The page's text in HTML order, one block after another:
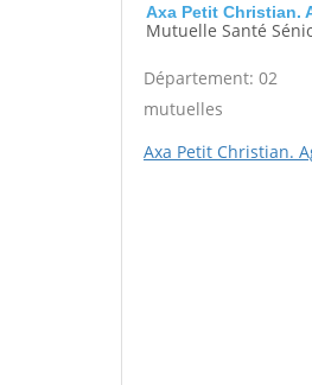
Axa Petit Christian.
Mutuelle Santé
Département: 02
mutuelles
Axa Petit Christian.